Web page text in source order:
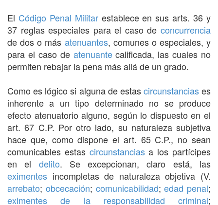
El Código Penal Militarestablece en sus arts. 36 y
37 reglas especiales para el caso de concurrencia
de dos o más atenuantes, comunes o especiales, y
para el caso de atenuantecalificada, las cuales no
permiten rebajar la pena más allá de un grado.
Como es lógico si alguna de estascircunstanciases
inherente a un tipo determinado no se produce
efecto atenuatorio alguno, según lo dispuesto en el
art. 67 C.P. Por otro lado, su naturaleza subjetiva
hace que, como dispone el art. 65 C.P., no sean
comunicables estas circunstanciasa los partícipes
en el delito. Se excepcionan, claro está, las
eximentes incompletas de naturaleza objetiva (V.
arrebato; obcecación; comunicabilidad;edad penal;
eximentes de la responsabilidad criminal;